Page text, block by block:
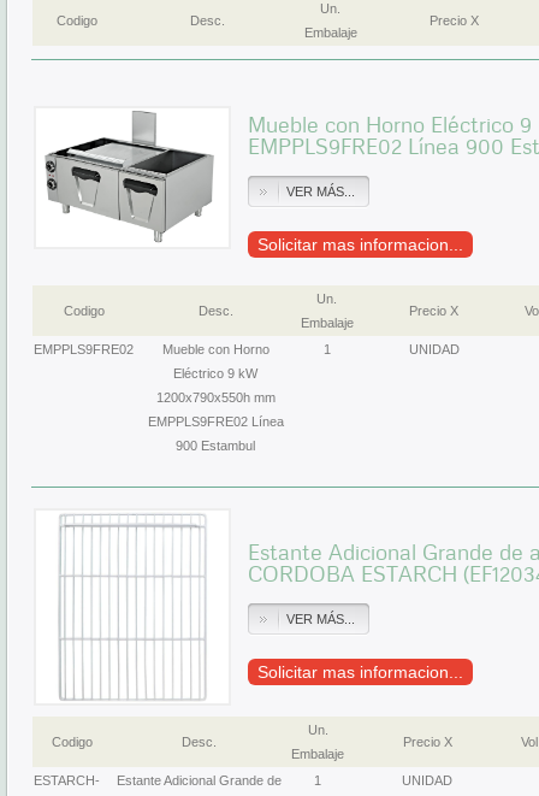
Codigo Desc.
Un.
Embalaje
Precio X
Mueble con Horno Eléctrico
EMPPLS9FRE02 Línea 900
VER MÁS...
Solicitar mas informacion...
Codigo Desc.
Un.
Embalaje
Precio X
EMPPLS9FRE02
Mueble con Horno
Eléctrico 9 kW
1200x790x550h mm
EMPPLS9FRE02 Línea
900 Estambul
1 UNIDAD
Estante Adicional Grande de
CORDOBA ESTARCH
VER MÁS...
Solicitar mas informacion...
Codigo Desc.
Un.
Embalaje
Precio X
ESTARCH- Estante Adicional Grande de 1 UNIDAD